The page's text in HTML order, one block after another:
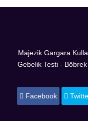
Majezik Gargara
Gebelik Testi-
Facebook